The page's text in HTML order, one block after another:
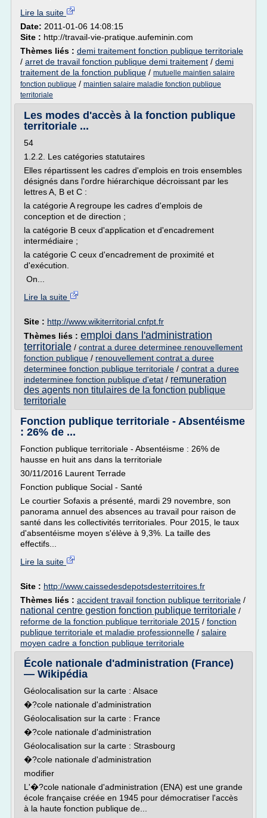
Lire la suite
Date: 2011-01-06 14:08:15
Site : http://travail-vie-pratique.aufeminin.com
Thèmes liés : demi traitement fonction publique territoriale
/ arret de travail fonction publique demi traitement / demi
traitement de la fonction publique / mutuelle maintien salaire
fonction publique / maintien salaire maladie fonction publique
territoriale
Les modes d'accès à la fonction publique
territoriale ...
54
1.2.2. Les catégories statutaires
Elles répartissent les cadres d'emplois en trois ensembles
désignés dans l'ordre hiérarchique décroissant par les
lettres A, B et C :
la catégorie A regroupe les cadres d'emplois de
conception et de direction ;
la catégorie B ceux d'application et d'encadrement
intermédiaire ;
la catégorie C ceux d'encadrement de proximité et
d'exécution.
On...
Lire la suite
Site : http://www.wikiterritorial.cnfpt.fr
Thèmes liés : emploi dans l'administration
territoriale / contrat a duree determinee renouvellement
fonction publique / renouvellement contrat a duree
determinee fonction publique territoriale / contrat a duree
indeterminee fonction publique d'etat / remuneration
des agents non titulaires de la fonction publique
territoriale
Fonction publique territoriale - Absentéisme
: 26% de ...
Fonction publique territoriale - Absentéisme : 26% de
hausse en huit ans dans la territoriale
30/11/2016 Laurent Terrade
Fonction publique Social - Santé
Le courtier Sofaxis a présenté, mardi 29 novembre, son
panorama annuel des absences au travail pour raison de
santé dans les collectivités territoriales. Pour 2015, le taux
d'absentéisme moyen s'élève à 9,3%. La taille des
effectifs...
Lire la suite
Site : http://www.caissedesdepotsdesterritoires.fr
Thèmes liés : accident travail fonction publique territoriale /
national centre gestion fonction publique territoriale /
reforme de la fonction publique territoriale 2015 / fonction
publique territoriale et maladie professionnelle / salaire
moyen cadre a fonction publique territoriale
École nationale d'administration (France)
— Wikipédia
Géolocalisation sur la carte : Alsace
�?cole nationale d'administration
Géolocalisation sur la carte : France
�?cole nationale d'administration
Géolocalisation sur la carte : Strasbourg
�?cole nationale d'administration
modifier
L'�?cole nationale d'administration (ENA) est une grande
école française créée en 1945 pour démocratiser l'accès
à la haute fonction publique de...